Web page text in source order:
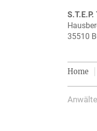
35510
Home
Anwälte